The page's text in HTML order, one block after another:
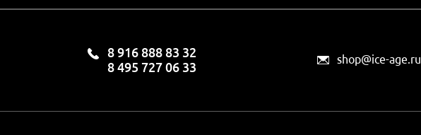
8 916 888 83 32
8 495 727 06 33
shop@ice-age.ru